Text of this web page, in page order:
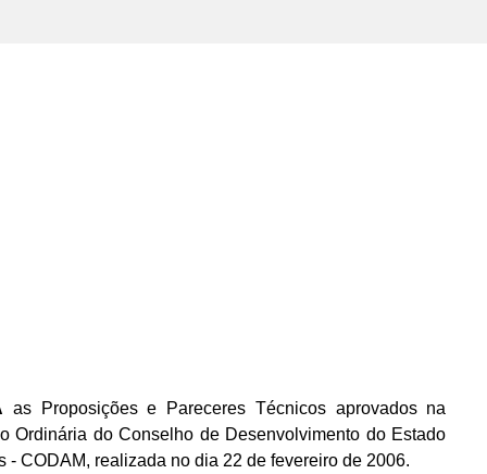
as Proposições e Pareceres Técnicos aprovados na
Ordinária do Conselho de Desenvolvimento do Estado
- CODAM, realizada no dia 22 de fevereiro de 2006.